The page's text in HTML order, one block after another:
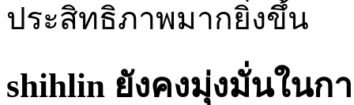
ประสิทธิภาพมากยิ่งขึ้น
shihlin ยังคงมุ่งมั่นในก